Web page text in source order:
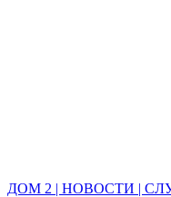
ДОМ 2 | НОВОСТИ |